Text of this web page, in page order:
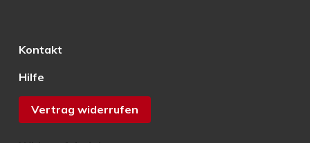
Kontakt
Hilfe
Vertrag widerrufen